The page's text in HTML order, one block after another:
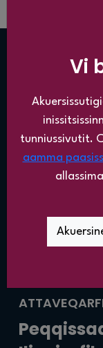
ATORTUT
Ilinniartitaaneq
Ilinniartitsissutit
Ilinniartitsinermi
avatangiisit
PI pillugu
Vi
tunniussivutit.
aamma